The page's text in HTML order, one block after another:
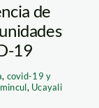
de
19
, covid-19 y
mincul, Ucayali